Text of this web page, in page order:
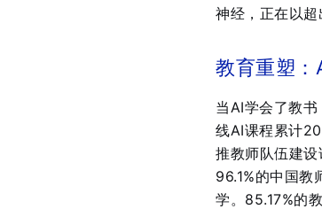
神经，正在以超
教育重塑：
当AI学会了教
线AI课程累计
推教师队伍建
96.1%的中国教
学 。85.17%的